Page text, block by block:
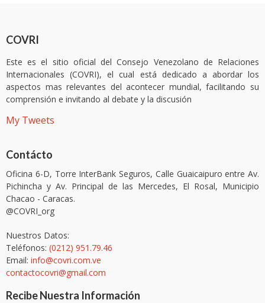
COVRI
Este es el sitio oficial del Consejo Venezolano de Relaciones
Internacionales (COVRI), el cual está dedicado a abordar los
aspectos mas relevantes del acontecer mundial, facilitando su
comprensión e invitando al debate y la discusión
My Tweets
Contácto
Oficina 6-D, Torre InterBank Seguros, Calle Guaicaipuro entre Av.
Pichincha y Av. Principal de las Mercedes, El Rosal, Municipio
Chacao - Caracas.
@COVRI_org
Nuestros Datos:
Teléfonos: (0212) 951.79.46
Email: info@covri.com.ve
contactocovri@gmail.com
Recibe Nuestra Información